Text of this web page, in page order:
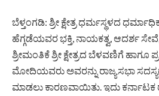
ಬೆಳ್ತಂಗಡಿ: ಶ್ರೀ ಕ್ಷೇತ್ರ ಧರ್ಮಸ್ಥಳದ
ಹೆಗ್ಗಡೆಯವರ ಭಕ್ತಿ, ನಾಯಕತ್ವ, ಆದರ್ಶ
ಶ್ರೀಮಂತಿಕೆ ಶ್ರೀ ಕ್ಷೇತ್ರದ ಬೆಳವಣಿಗೆ ಹಾಗೂ
ಮೋದಿಯವರು ಅವರನ್ನು ರಾಜ್ಯಸಭಾ
ಮಾಡಲು ಕಾರಣವಾಯಿತು. ಇದು ಕರ್ನಾಟಕ